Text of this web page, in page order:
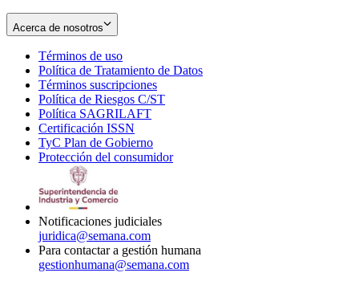
Acerca de nosotros
Términos de uso
in
new
window
Política de Tratamiento de Datos
Términos suscripciones
in
Política de Riesgos C/ST
Política SAGRILAFT
new
window
Certificación ISSN
in
new
TyC Plan de Gobierno
in
Protección del consumidorOpens
Notificaciones judiciales
juridica@semana.com
Para contactar a gestión humana
gestionhumana@semana.com